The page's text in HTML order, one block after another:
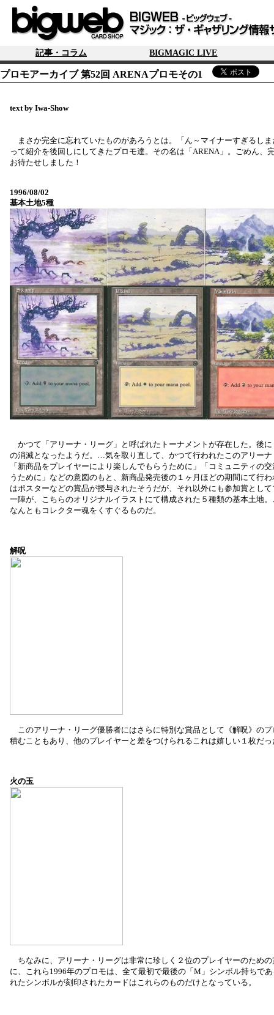
記事・コラム BIGMAGIC LIVE
プロモアーカイブ 第52回 ARENAプロモその1
text by Iwa-Show
まさか完全に忘れていたものがあろうとは。「ん～マイナーすぎるし
って紹介を後回しにしてきたプロモ達。その名は「ARENA」。ごめん
お待たせしました！
1996/08/02
基本土地5種
かつて「アリーナ・リーグ」と呼ばれたトーナメントが存在した。後
の消滅となったようだ。…気を取り直して、かつて行われたこのアリー
「新商品をプレイヤーにより楽しんでもらうために」「コミュニティの
うために」などの意図のもと、新商品発売後の１ヶ月ほどの期間にて行
はポスターなどの賞品が授与されたそうだが、それ以外にも参加賞とし
一陣が、こちらのオリジナルイラストにて構成された５種類の基本土地
なんともコレクター魂をくすぐるものだ。
解呪
このアリーナ・リーグ優勝者にはさらに特別な賞品として《解呪》の
積むこともあり、他のプレイヤーと差をつけられるこれは嬉しい１枚だ
火の玉
ちなみに、アリーナ・リーグは非常に珍しく２位のプレイヤーのため
に、これら1996年のプロモは、全て最初で最後の「M」シンボル持ちで
れたシンボルが刻印されたカードはこれらのものだけとなっている。